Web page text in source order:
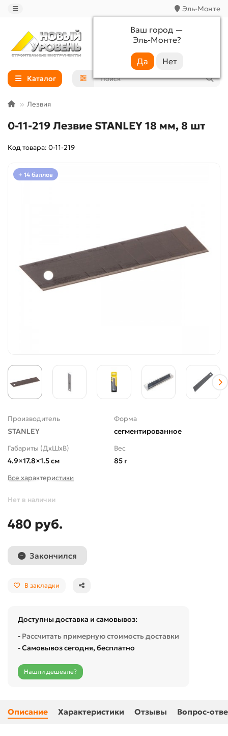
Эль-Монте
Ваш город —
Эль-Монте?
+7 (988) 233-44-52
Каталог
Лезвия
0-11-219 Лезвие STANLEY 18 мм, 8 шт
Код товара: 0-11-219
+ 14 баллов
Производитель
STANLEY
Форма
сегментированное
Габариты (ДхШхВ)
4.9×17.8×1.5 см
Вес
85 г
Все характеристики
Нет в наличии
480 руб.
Закончился
В закладки
Доступны доставка и самовывоз:
- Рассчитать примерную стоимость доставки
- Самовывоз сегодня, бесплатно
Нашли дешевле?
Описание Характеристики Отзывы Вопрос-